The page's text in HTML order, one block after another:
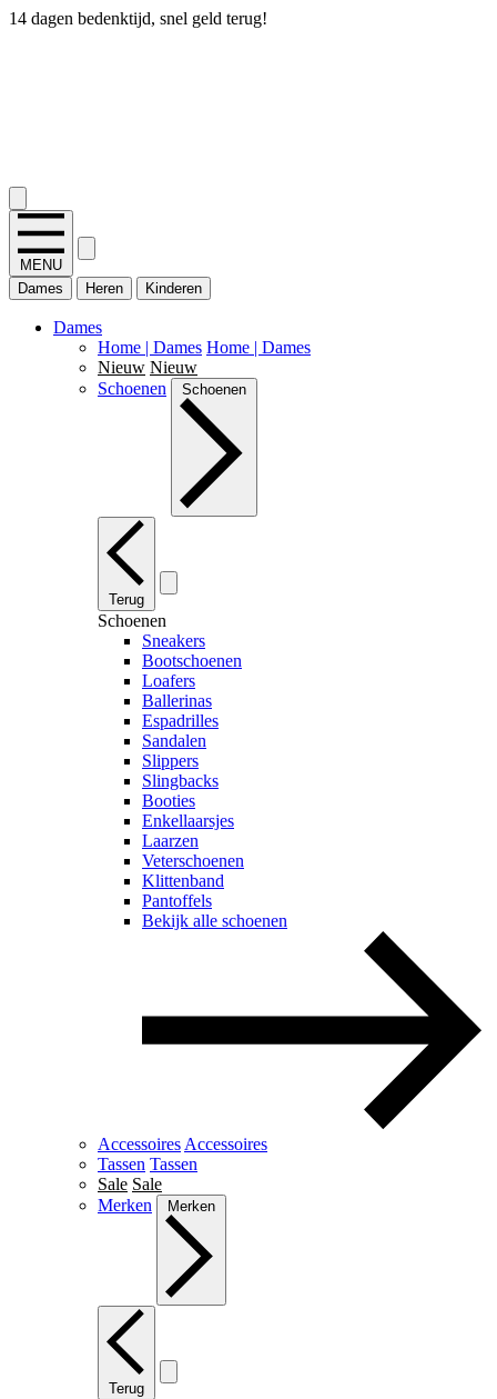
14 dagen bedenktijd, snel geld terug!
MENU
Dames
Heren Kinderen
Dames
Home | Dames Home | Dames
Nieuw Nieuw
Schoenen
Schoenen
Terug
Schoenen
Sneakers
Bootschoenen
Loafers
Ballerinas
Espadrilles
Sandalen
Slippers
Slingbacks
Booties
Enkellaarsjes
Laarzen
Veterschoenen
Klittenband
Pantoffels
Bekijk alle schoenen
Accessoires Accessoires
Tassen Tassen
Sale Sale
Merken
Merken
Terug